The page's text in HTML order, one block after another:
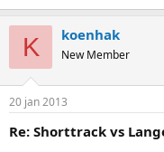
K koenhak
New Member
20 jan 2013
Re: Shorttrack vs